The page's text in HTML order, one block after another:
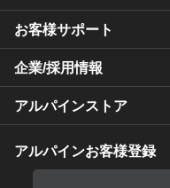
お客様サポート
企業/採用情報
アルパインストア
アルパインお客様登録